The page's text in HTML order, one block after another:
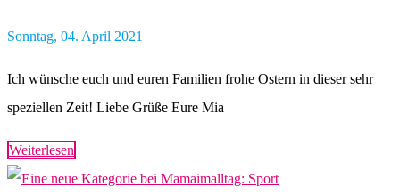
Sonntag, 04. April 2021
Ich wünsche euch und euren Familien frohe Ostern in dieser sehr
speziellen Zeit! Liebe Grüße Eure Mia
Weiterlesen